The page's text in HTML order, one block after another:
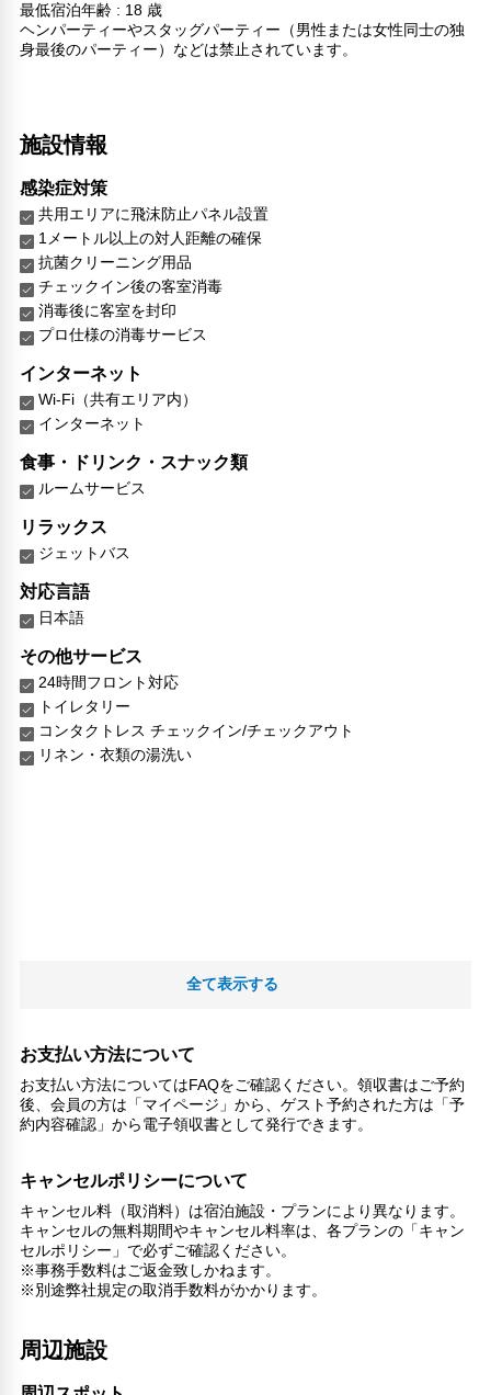
最低宿泊年齢 : 18 歳
ヘンパーティーやスタッグパーティー（男性または女性同士の独
身最後のパーティー）などは禁止されています。
施設情報
感染症対策
共用エリアに飛沫防止パネル設置
1メートル以上の対人距離の確保
抗菌クリーニング用品
チェックイン後の客室消毒
消毒後に客室を封印
プロ仕様の消毒サービス
インターネット
Wi-Fi（共有エリア内）
インターネット
食事・ドリンク・スナック類
ルームサービス
リラックス
ジェットバス
対応言語
日本語
その他サービス
24時間フロント対応
トイレタリー
コンタクトレス チェックイン/チェックアウト
リネン・衣類の湯洗い
全て表示する
お支払い方法について
お支払い方法についてはFAQをご確認ください。領収書はご予約
後、会員の方は「マイページ」から、ゲスト予約された方は「予
約内容確認」から電子領収書として発行できます。
キャンセルポリシーについて
キャンセル料（取消料）は宿泊施設・プランにより異なります。
キャンセルの無料期間やキャンセル料率は、各プランの「キャン
セルポリシー」で必ずご確認ください。
※事務手数料はご返金致しかねます。
※別途弊社規定の取消手数料がかかります。
周辺施設